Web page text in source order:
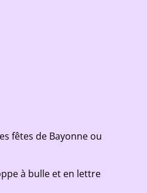
fêtes de Bayonne ou
à bulle et en lettre